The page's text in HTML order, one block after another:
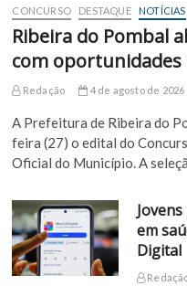
CONCURSO DESTAQUE NOTÍCIAS
Ribeira do Pombal
com oportunidades
Redação 4 de agosto de 2026
A Prefeitura de Ribeira do
feira (27) o edital do
Oficial do Município. A
em
Digital